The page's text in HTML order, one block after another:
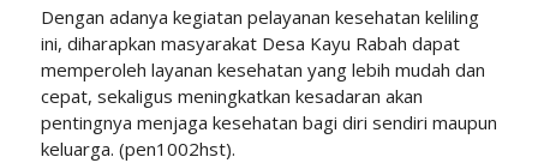
Dengan adanya kegiatan pelayanan kesehatan keliling
ini, diharapkan masyarakat Desa Kayu Rabah dapat
memperoleh layanan kesehatan yang lebih mudah dan
cepat, sekaligus meningkatkan kesadaran akan
pentingnya menjaga kesehatan bagi diri sendiri maupun
keluarga. (pen1002hst).